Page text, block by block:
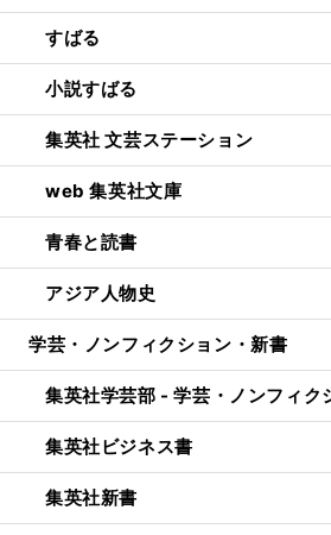
すばる
小説すばる
集英社 文芸ステーション
web 集英社文庫
青春と読書
アジア人物史
学芸・ノンフィクション・新書
集英社学芸部 - 学芸・ノンフィク
集英社ビジネス書
集英社新書